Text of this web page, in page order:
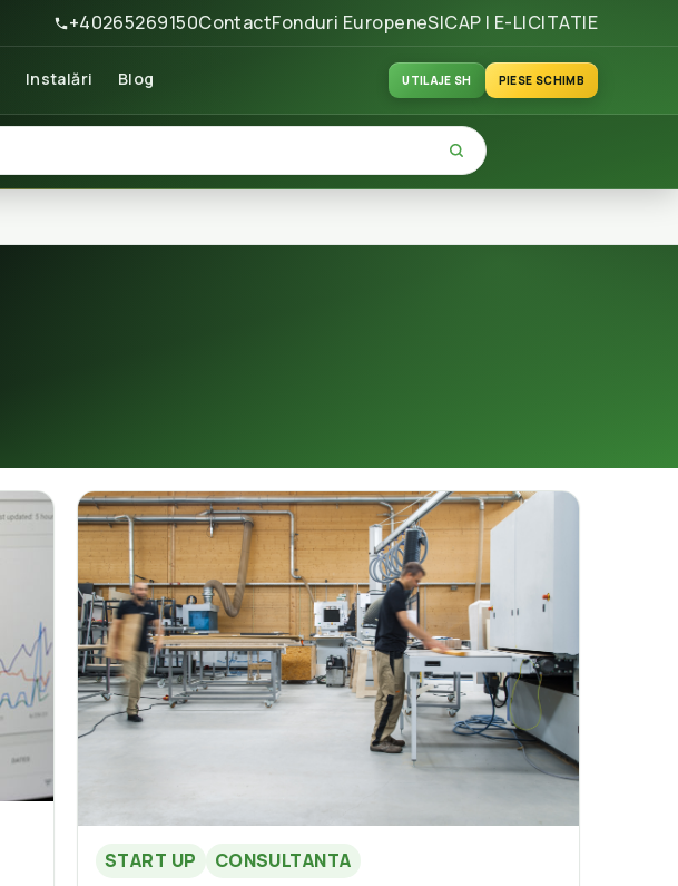
+40265269150ContactFonduri EuropeneSICAP | E-LICITATIE
Instalări Blog UTILAJE SH PIESE SCHIMB
START UP CONSULTANTA